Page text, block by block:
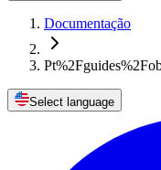
Documentação
Select language